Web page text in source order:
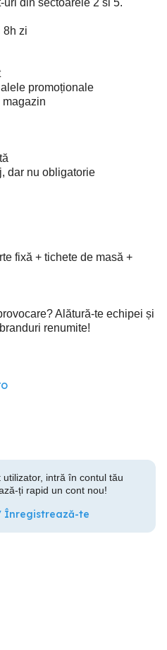
din sectoarele 2 si 5.
8h zi
promoționale
dar nu obligatorie
fixă + tichete de masă +
Alătură-te echipei și
renumite!
intră în contul tău
ți rapid un cont nou!
Înregistrează-te